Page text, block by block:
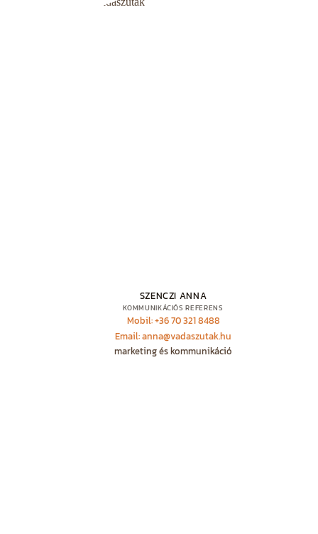
SZENCZI ANNA
KOMMUNIKÁCIÓS REFERENS
Mobil: +36 70 321 8488
Email: anna@vadaszutak.hu
marketing és kommunikáció